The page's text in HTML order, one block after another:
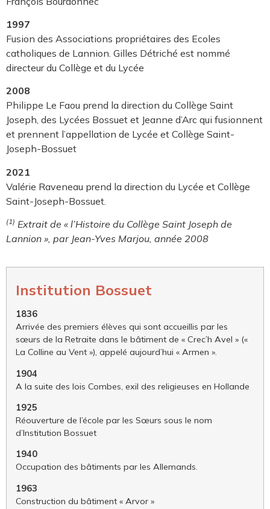
1997
Fusion des Associations propriétaires des Ecoles
catholiques de Lannion. Gilles Détriché est nommé
directeur du Collège et du Lycée
2008
Philippe Le Faou prend la direction du Collège Saint
Joseph, des Lycées Bossuet et Jeanne d’Arc qui fusionnent
et prennent l’appellation de Lycée et Collège Saint-
Joseph-Bossuet
2021
Valérie Raveneau prend la direction du Lycée et Collège
Saint-Joseph-Bossuet.
(1) Extrait de « l’Histoire du Collège Saint Joseph de
Lannion », par Jean-Yves Marjou, année 2008
Institution Bossuet
1836
Arrivée des premiers élèves qui sont accueillis par les
sœurs de la Retraite dans le bâtiment de « Crec’h Avel » («
La Colline au Vent »), appelé aujourd’hui « Armen ».
1904
A la suite des lois Combes, exil des religieuses en Hollande
1925
Réouverture de l’école par les Sœurs sous le nom
d’Institution Bossuet
1940
Occupation des bâtiments par les Allemands.
1963
Construction du bâtiment « Arvor »